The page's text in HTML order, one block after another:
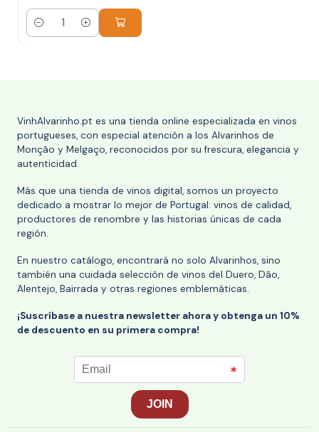
Cantidad
VinhAlvarinho.pt es una tienda online especializada en vinos
portugueses, con especial atención a los Alvarinhos de
Monção y Melgaço, reconocidos por su frescura, elegancia y
autenticidad.
Más que una tienda de vinos digital, somos un proyecto
dedicado a mostrar lo mejor de Portugal: vinos de calidad,
productores de renombre y las historias únicas de cada
región.
En nuestro catálogo, encontrará no solo Alvarinhos, sino
también una cuidada selección de vinos del Duero, Dão,
Alentejo, Bairrada y otras regiones emblemáticas.
¡Suscríbase a nuestra newsletter ahora y obtenga un 10%
de descuento en su primera compra!